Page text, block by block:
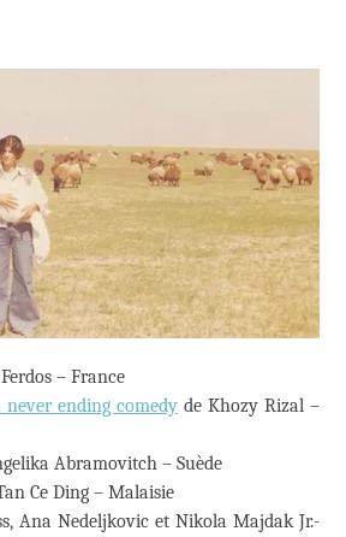
– France
ending comedy de Khozy Rizal –
Abramovitch – Suède
Ce Ding – Malaisie
Ana Nedeljkovic et Nikola Majdak Jr.-